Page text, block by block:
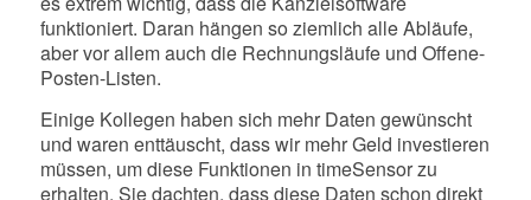
funktioniert. Daran hängen so ziemlich alle Abläufe,
aber vor allem auch die Rechnungsläufe und Offene-
Posten-Listen.
Einige Kollegen haben sich mehr Daten gewünscht
und waren enttäuscht, dass wir mehr Geld investieren
müssen, um diese Funktionen in timeSensor zu
erhalten. Sie dachten, dass diese Daten schon direkt